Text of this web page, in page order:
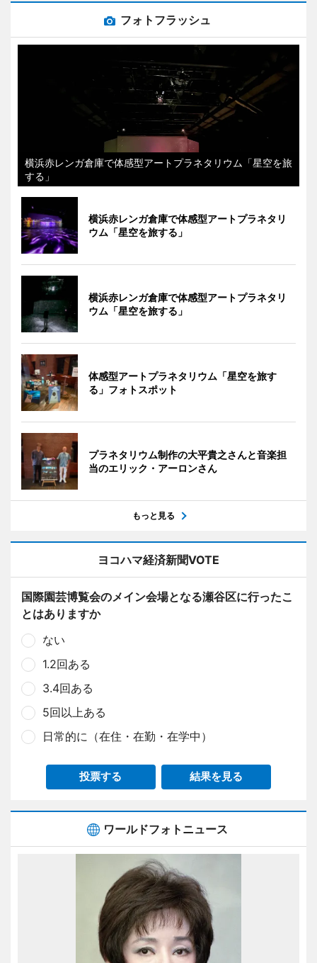
フォトフラッシュ
横浜赤レンガ倉庫で体感型アートプラネタリウム「星空を旅
する」
横浜赤レンガ倉庫で体感型アートプラネタリ
ウム「星空を旅する」
横浜赤レンガ倉庫で体感型アートプラネタリ
ウム「星空を旅する」
体感型アートプラネタリウム「星空を旅す
る」フォトスポット
プラネタリウム制作の大平貴之さんと音楽担
当のエリック・アーロンさん
もっと見る
ヨコハマ経済新聞VOTE
国際園芸博覧会のメイン会場となる瀬谷区に行ったこ
とはありますか
ない
1.2回ある
3.4回ある
5回以上ある
日常的に（在住・在勤・在学中）
投票する 結果を見る
ワールドフォトニュース